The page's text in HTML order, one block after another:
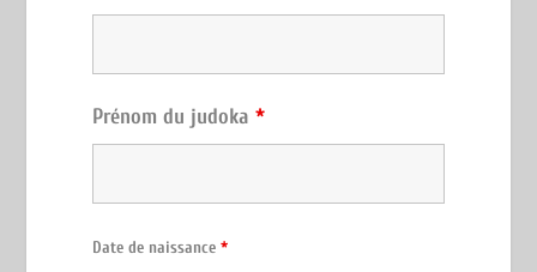
Prénom du judoka*
Date de naissance*